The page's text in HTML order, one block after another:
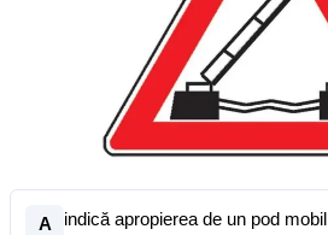
A indică apropierea de un pod mobil